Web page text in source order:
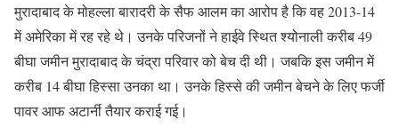
मुरादाबाद के मोहल्ला बारादरी के सैफ आलम का आरोप है कि वह 2013-14
में अमेरिका में रह रहे थे। उनके परिजनों ने हाईवे स्थित श्योनाली करीब 49
बीघा जमीन मुरादाबाद के चंद्रा परिवार को बेच दी थी। जबकि इस जमीन में
करीब 14 बीघा हिस्सा उनका था। उनके हिस्से की जमीन बेचने के लिए फर्जी
पावर आफ अटार्नी तैयार कराई गई।